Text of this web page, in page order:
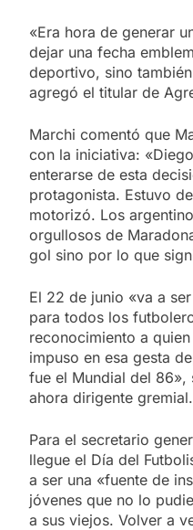
«Era hora de generar
dejar una fecha
deportivo, sino
agregó el titular de
Marchi comentó que
con la iniciativa:
enterarse de esta
protagonista. Estuvo
motorizó. Los
orgullosos de
gol sino por lo que
El 22 de junio «va a
para todos los
reconocimiento a
impuso en esa gesta
fue el Mundial del
ahora dirigente gremial.
Para el secretario
llegue el Día del
a ser una «fuente de
jóvenes que no lo
a sus viejos. Volver a